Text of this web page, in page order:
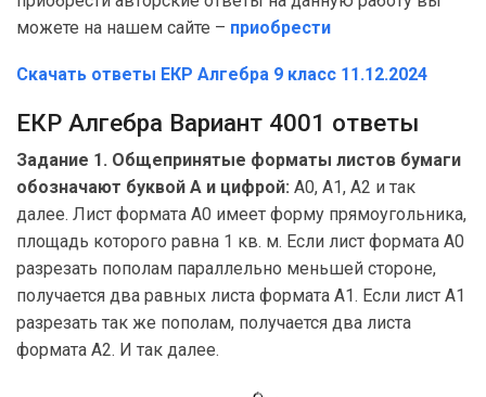
можете на нашем сайте – приобрести
Скачать ответы ЕКР Алгебра 9 класс 11.12.2024
ЕКР Алгебра Вариант 4001 ответы
Задание 1. Общепринятые форматы листов бумаги
обозначают буквой А и цифрой: А0, А1, А2 и так
далее. Лист формата А0 имеет форму прямоугольника,
площадь которого равна 1 кв. м. Если лист формата А0
разрезать пополам параллельно меньшей стороне,
получается два равных листа формата А1. Если лист А1
разрезать так же пополам, получается два листа
формата А2. И так далее.